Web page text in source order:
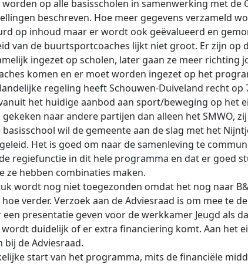
op alle basisscholen in samenwerking met
beschreven. Hoe meer gegevens verzameld
op inhoud maar er wordt ook geëvalueerd en
van de buurtsportcoaches lijkt niet groot. Er zijn
ingezet op scholen, later gaan ze meer
komen en er moet worden ingezet op het
regeling heeft Schouwen-Duiveland recht op
het huidige aanbod aan sport/beweging op het
naar andere partijen dan alleen het SMWO,
basisschool wil de gemeente aan de slag met het
Het is goed om naar de samenleving te
regiefunctie in dit hele programma en dat er goed
ze hebben combinaties maken.
wordt nog niet toegezonden omdat het nog naar
verder. Verzoek aan de Adviesraad is om mee te
een presentatie geven voor de werkkamer Jeugd als
duidelijk of er extra financiering komt. Aan het
bij de Adviesraad.
start van het programma, mits de financiële